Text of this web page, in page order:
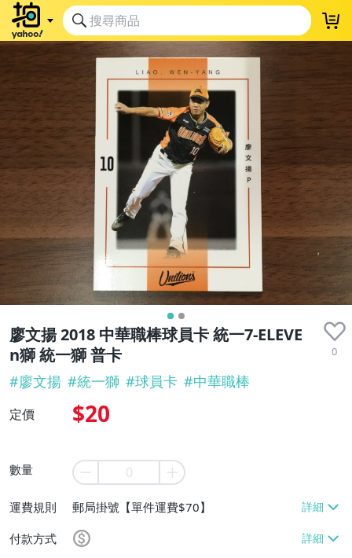
廖文揚 2018 中華職棒球員卡 統一7-ELEVE
n獅 統一獅 普卡
0
#廖文揚 #統一獅 #球員卡 #中華職棒
定價 $20
數量
運費規則
郵局掛號【單件運費$70】
付款方式